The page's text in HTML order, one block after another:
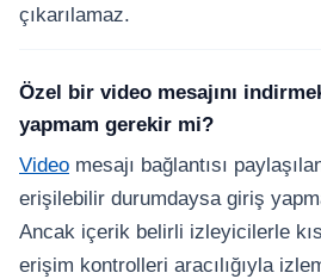
çıkarılamaz.
Özel bir video mesajını
yapmam gerekir mi?
Video mesajı bağlantısı
erişilebilir durumdaysa giriş
Ancak içerik belirli izleyicilerle
erişim kontrolleri aracılığıyla